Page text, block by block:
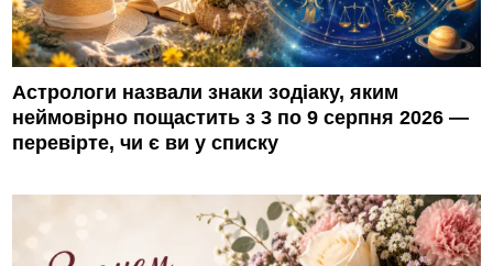
Астрологи назвали знаки зодіаку, яким
неймовірно пощастить з 3 по 9 серпня 2026 —
перевірте, чи є ви у списку